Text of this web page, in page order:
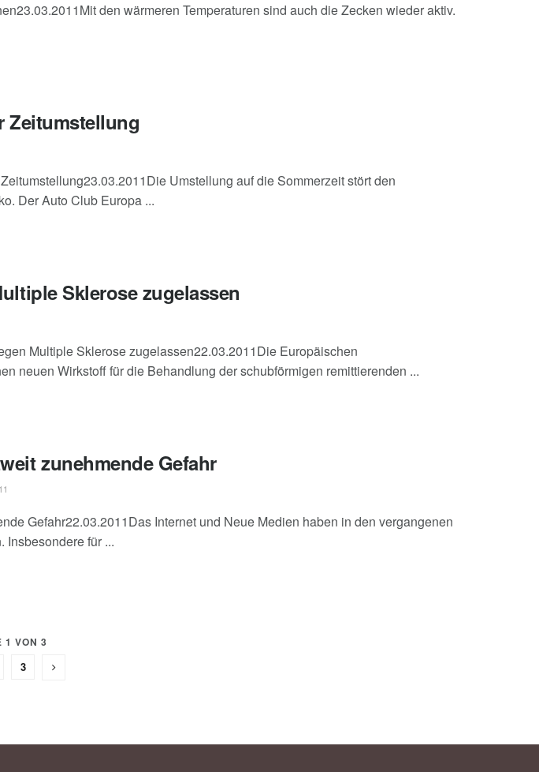
den wärmeren Temperaturen sind auch die Zecken wieder aktiv.
Zeitumstellung
Umstellung auf die Sommerzeit stört den
Der Auto Club Europa ...
Sklerose zugelassen
Multiple Sklerose zugelassen22.03.2011Die Europäischen
neuen Wirkstoff für die Behandlung der schubförmigen remittierenden ...
zunehmende Gefahr
Gefahr22.03.2011Das Internet und Neue Medien haben in den vergangenen
Insbesondere für ...
1 VON 3
3